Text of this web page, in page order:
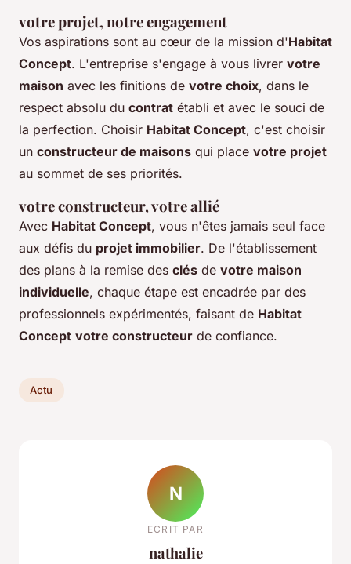
votre projet, notre engagement
Vos aspirations sont au cœur de la mission d'Habitat
Concept. L'entreprise s'engage à vous livrer votre
maison avec les finitions de votre choix, dans le
respect absolu du contrat établi et avec le souci de
la perfection. Choisir Habitat Concept, c'est choisir
un constructeur de maisons qui place votre projet
au sommet de ses priorités.
votre constructeur, votre allié
Avec Habitat Concept, vous n'êtes jamais seul face
aux défis du projet immobilier. De l'établissement
des plans à la remise des clés de votre maison
individuelle, chaque étape est encadrée par des
professionnels expérimentés, faisant de Habitat
Concept votre constructeur de confiance.
Actu
N
ECRIT PAR
nathalie